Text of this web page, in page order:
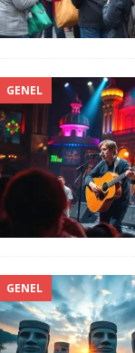
GENEL
GENEL